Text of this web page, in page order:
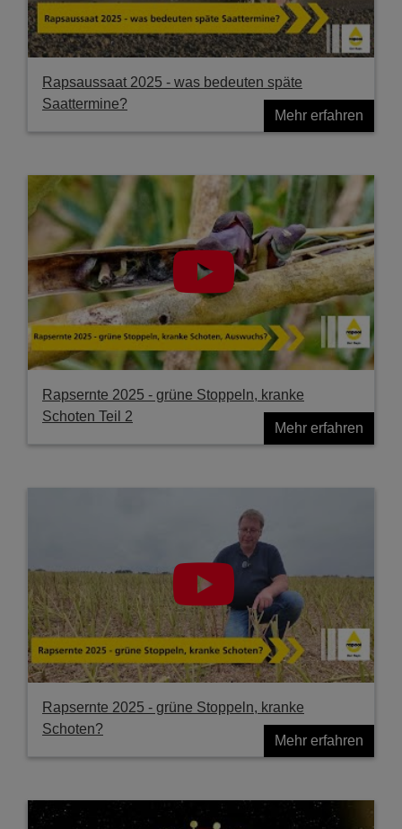
Rapsaussaat 2025 - was bedeuten späte
Saattermine?
Mehr erfahren
Rapsernte 2025 - grüne Stoppeln, kranke
Schoten Teil 2
Mehr erfahren
Rapsernte 2025 - grüne Stoppeln, kranke
Schoten?
Mehr erfahren